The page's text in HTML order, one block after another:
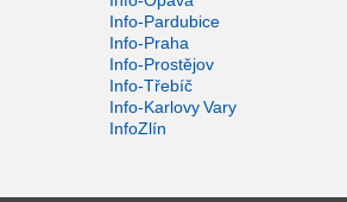
Info-Pardubice
Info-Praha
Info-Prostějov
Info-Třebíč
Info-Karlovy Vary
InfoZlín